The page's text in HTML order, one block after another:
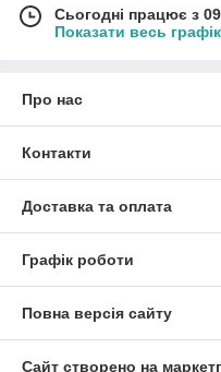
Сьогодні працює з
Показати весь
Про нас
Контакти
Доставка та оплата
Графік роботи
Повна версія сайту
Сайт створено на